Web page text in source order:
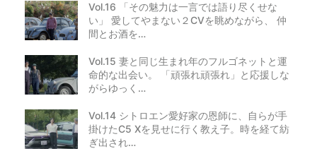
Vol.16 「その魅力は一言では語り尽くせな
い」 愛してやまない２CVを眺めながら、 仲
間とお酒を…
Vol.15 妻と同じ生まれ年のフルゴネットと運
命的な出会い。 「頑張れ頑張れ」と応援しな
がらゆっく…
Vol.14 シトロエン愛好家の恩師に、自らが手
掛けたC5 Xを見せに行く教え子。時を経て紡
ぎ出され…